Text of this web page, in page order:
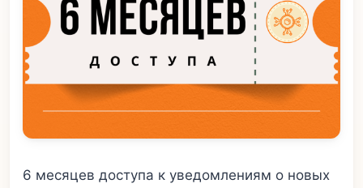
6 месяцев доступа к уведомлениям о новых